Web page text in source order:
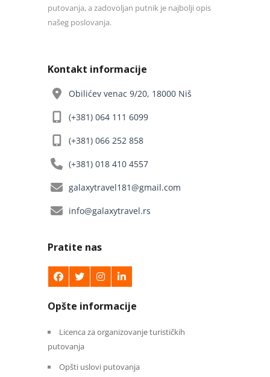
putovanja, a zadovoljan putnik je najbolji opis
našeg poslovanja.
Kontakt informacije
Obilićev venac 9/20, 18000 Niš
(+381) 064 111 6099
(+381) 066 252 858
(+381) 018 410 4557
galaxytravel181@gmail.com
info@galaxytravel.rs
Pratite nas
Opšte informacije
Licenca za organizovanje turističkih
putovanja
Opšti uslovi putovanja